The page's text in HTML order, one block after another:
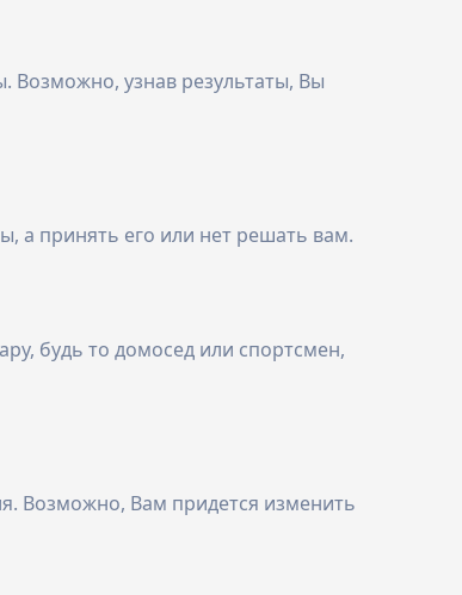
Возможно, узнав результаты, Вы
а принять его или нет решать вам.
будь то домосед или спортсмен,
Возможно, Вам придется изменить